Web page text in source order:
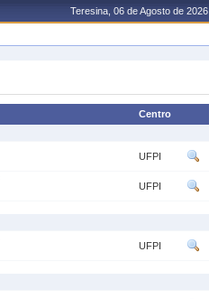
Teresina, 06 de Agosto de 2026
Centro
UFPI
UFPI
UFPI